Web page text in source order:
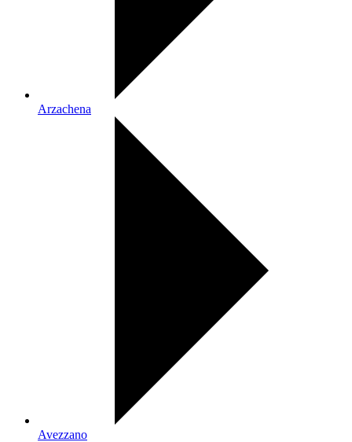
Arzachena
Avezzano